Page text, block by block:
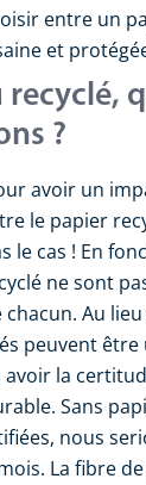
entre un
et
recyclé,
?
avoir un
le papier
le cas ! En
ne sont
Au lieu
peuvent
la
Sans
nous
La fibre